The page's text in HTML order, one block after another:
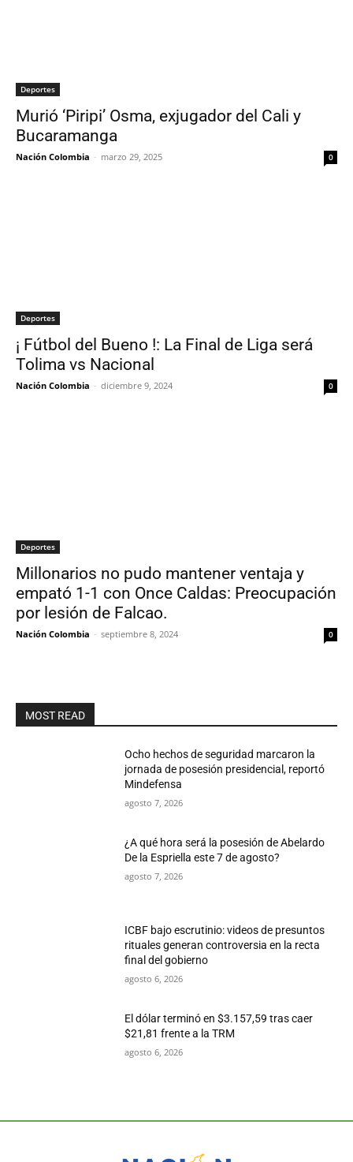
Deportes
Murió ‘Piripi’ Osma, exjugador del Cali y
Bucaramanga
Nación Colombia - marzo 29, 2025 0
Deportes
¡ Fútbol del Bueno !: La Final de Liga será
Tolima vs Nacional
Nación Colombia - diciembre 9, 2024 0
Deportes
Millonarios no pudo mantener ventaja y
empató 1-1 con Once Caldas: Preocupación
por lesión de Falcao.
Nación Colombia - septiembre 8, 2024 0
MOST READ
Ocho hechos de seguridad marcaron la
jornada de posesión presidencial, reportó
Mindefensa
agosto 7, 2026
¿A qué hora será la posesión de Abelardo
De la Espriella este 7 de agosto?
agosto 7, 2026
ICBF bajo escrutinio: videos de presuntos
rituales generan controversia en la recta
final del gobierno
agosto 6, 2026
El dólar terminó en $3.157,59 tras caer
$21,81 frente a la TRM
agosto 6, 2026